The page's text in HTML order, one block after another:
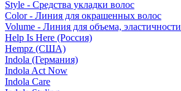
Style - Средства укладки волос
Color - Линия для окрашенных волос
Volume - Линия для объема,
Help Is Here (Россия)
Hempz (США)
Indola (Германия)
Indola Act Now
Indola Care